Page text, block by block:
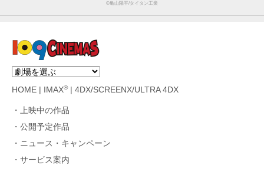
©︎亀山陽平/タイタン工業
HOME IMAX®| 4DX/SCREENX/ULTRA 4DX
上映中の作品
公開予定作品
ニュース・キャンペーン
サービス案内